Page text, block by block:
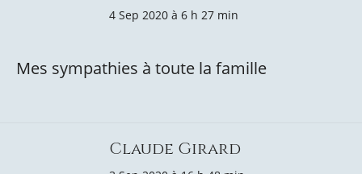
4 Sep 2020 à 6 h 27 min
Mes sympathies à toute la famille
Claude Girard